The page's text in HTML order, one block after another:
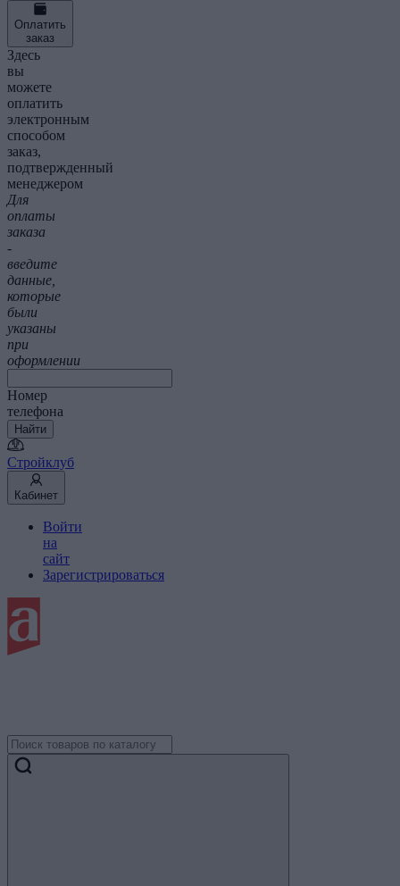
Оплатить
заказ
Здесь
вы
можете
оплатить
электронным
способом
заказ,
подтвержденный
менеджером
Для
оплаты
заказа
-
введите
данные,
которые
были
указаны
при
оформлении
Номер
телефона
Найти
Стройклуб
Кабинет
Войти
на
сайт
Зарегистрироваться